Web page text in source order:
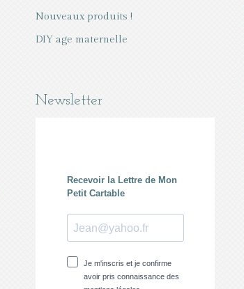
Nouveaux produits !
DIY age maternelle
Newsletter